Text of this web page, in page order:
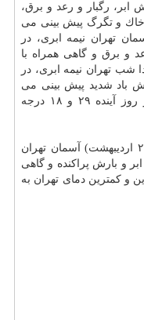
ابر، رگبار و رعد و برق،
خاك و تگرگ پیش بینی می
اردیبهشت) آسمان تهران نیمه ابری، در
و برق و گاهی همراه با
شب تهران نیمه ابری، در
باد شدید پیش بینی می
شود. بیشترین و كمترین دمای تهران در روز آینده ۲۹ و ۱۸ درجه
وظیفه درانتها اظهار داشت: پس فردا (۲۶ اردیبهشت) آسمان تهران
و بارش پراكنده و گاهی
و كمترین دمای تهران به